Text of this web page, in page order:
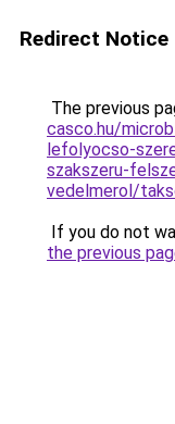
Redirect Notice
The previous
casco.hu/
lefolyocso-
szakszeru-
vedelmerol/
If you do not
the previous